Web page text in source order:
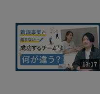
13:17